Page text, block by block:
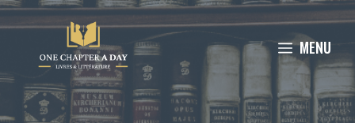
Aller
au
contenu
MENU